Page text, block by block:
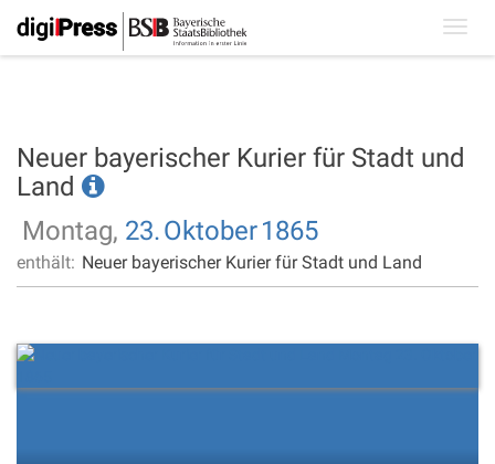
Neuer bayerischer Kurier für Stadt und
Land
Montag, 23.Oktober1865
enthält: Neuer bayerischer Kurier für Stadt und Land